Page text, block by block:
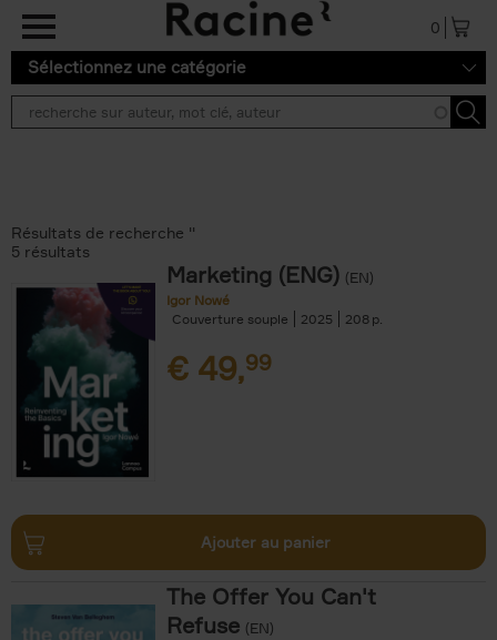
Aller au contenu principal
0
Sélectionnez une catégorie
Résultats de recherche ''
5 résultats
Marketing (ENG) (EN)
Igor Nowé
Couverture souple
2025 208
€ 49,99
Ajouter au panier
The Offer You Can't
Refuse (EN)